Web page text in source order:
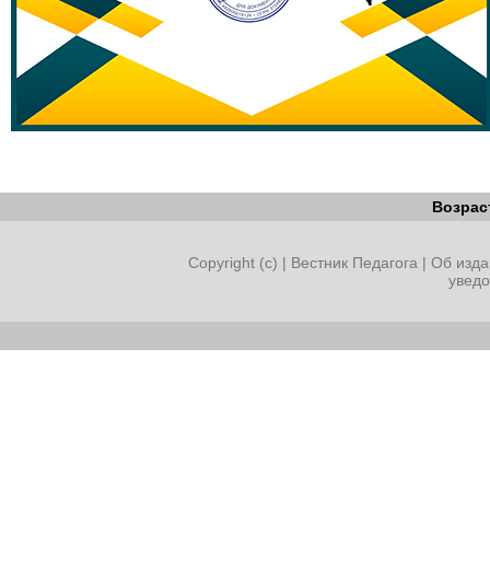
Copyright (c) | Вестник Педагога | Об